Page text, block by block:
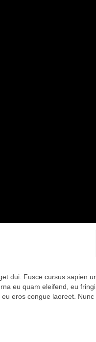
dui. Fusce cursus sapien
eu quam eleifend, eu
eros congue laoreet. Nunc